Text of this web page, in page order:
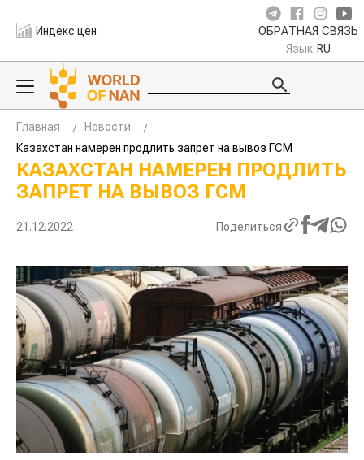
Индекс цен ОБРАТНАЯ СВЯЗЬ
Язык RU
Главная
Новости
Казахстан намерен продлить запрет на вывоз ГСМ
КАЗАХСТАН НАМЕРЕН ПРОДЛИТЬ
ЗАПРЕТ НА ВЫВОЗ ГСМ
21.12.2022 Поделиться